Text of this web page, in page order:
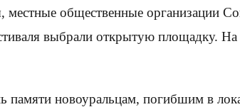
местные общественные организации
выбрали открытую площадку.
памяти новоуральцам, погибшим в